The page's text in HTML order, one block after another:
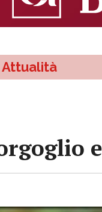
Attualità